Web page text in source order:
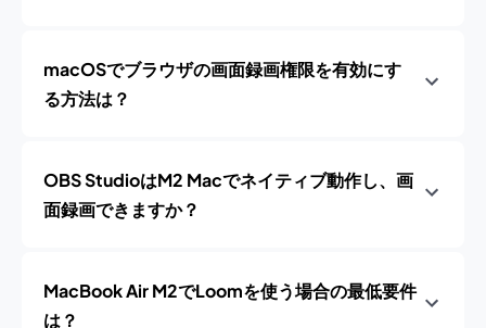
macOSでブラウザの画面録画権限を有効にす
る方法は？
OBS StudioはM2 Macでネイティブ動作し、画
面録画できますか？
MacBook Air M2でLoomを使う場合の最低要件
は？